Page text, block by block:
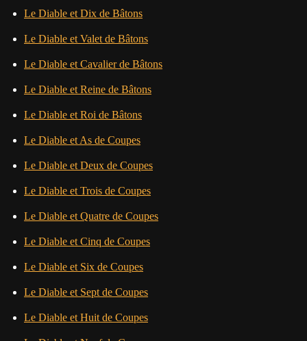
Le Diable et Dix de Bâtons
Le Diable et Valet de Bâtons
Le Diable et Cavalier de Bâtons
Le Diable et Reine de Bâtons
Le Diable et Roi de Bâtons
Le Diable et As de Coupes
Le Diable et Deux de Coupes
Le Diable et Trois de Coupes
Le Diable et Quatre de Coupes
Le Diable et Cinq de Coupes
Le Diable et Six de Coupes
Le Diable et Sept de Coupes
Le Diable et Huit de Coupes